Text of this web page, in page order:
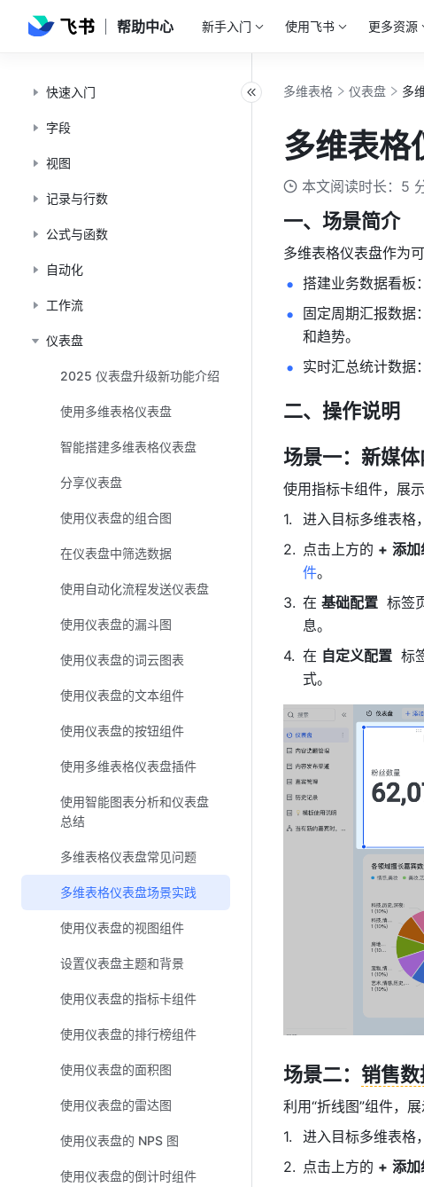
帮助中心 新手入门 使用飞书 更多资源
快速入门
字段
视图
记录与行数
公式与函数
自动化
工作流
仪表盘
2025 仪表盘升级新功能介绍
使用多维表格仪表盘
智能搭建多维表格仪表盘
分享仪表盘
使用仪表盘的组合图
在仪表盘中筛选数据
使用自动化流程发送仪表盘
使用仪表盘的漏斗图
使用仪表盘的词云图表
使用仪表盘的文本组件
使用仪表盘的按钮组件
使用多维表格仪表盘插件
使用智能图表分析和仪表盘
总结
多维表格仪表盘常见问题
多维表格仪表盘场景实践
使用仪表盘的视图组件
设置仪表盘主题和背景
使用仪表盘的指标卡组件
使用仪表盘的排行榜组件
使用仪表盘的面积图
使用仪表盘的雷达图
使用仪表盘的 NPS 图
使用仪表盘的倒计时组件
多维表格 仪表盘 多
多维表格
本文阅读时长：5
一、场景简介
多维表格仪表盘作为
搭建业务数据看板
固定周期汇报数据
和趋势。
实时汇总统计数据
二、操作说明
场景一：新媒
使用指标卡组件，展
进入目标多维表格
点击上方的 + 添加
件。
在 基础配置
标签
息。
在 自定义配置
标
式。
场景二： 销售
利用“折线图”组件，
进入目标多维表格
点击上方的 + 添加